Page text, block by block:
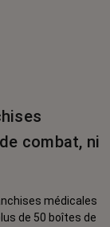
combat, ni
médicales
de 50 boîtes de